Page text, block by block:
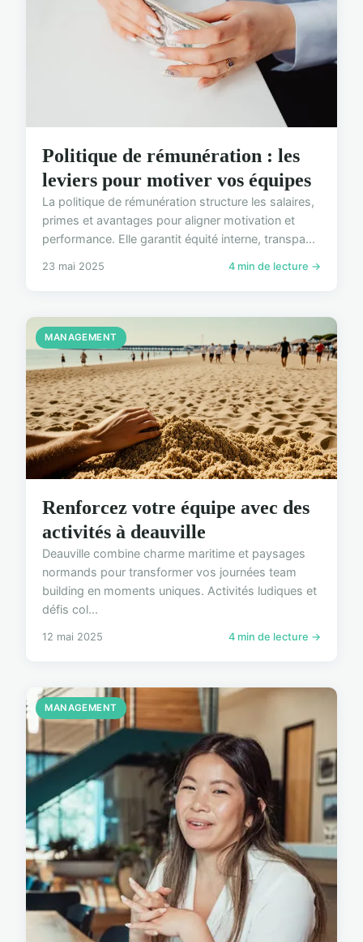
Politique de rémunération : les
leviers pour motiver vos équipes
La politique de rémunération structure les salaires,
primes et avantages pour aligner motivation et
performance. Elle garantit équité interne, transpa...
23 mai 2025 4 min de lecture →
MANAGEMENT
Renforcez votre équipe avec des
activités à deauville
Deauville combine charme maritime et paysages
normands pour transformer vos journées team
building en moments uniques. Activités ludiques et
défis col...
12 mai 2025 4 min de lecture →
MANAGEMENT